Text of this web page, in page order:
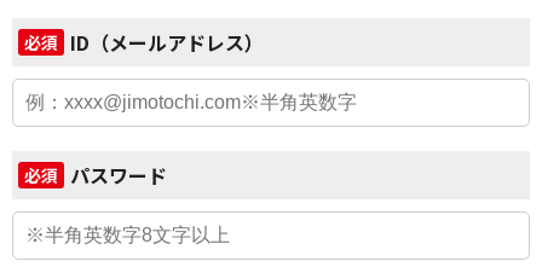
必須 ID（メールアドレス）
必須 パスワード